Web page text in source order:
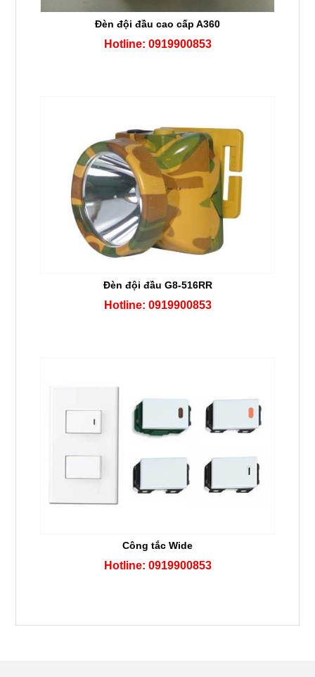
Đèn đội đầu cao cấp A360
Hotline: 0919900853
Đèn đội đầu G8-516RR
Hotline: 0919900853
Công tắc Wide
Hotline: 0919900853